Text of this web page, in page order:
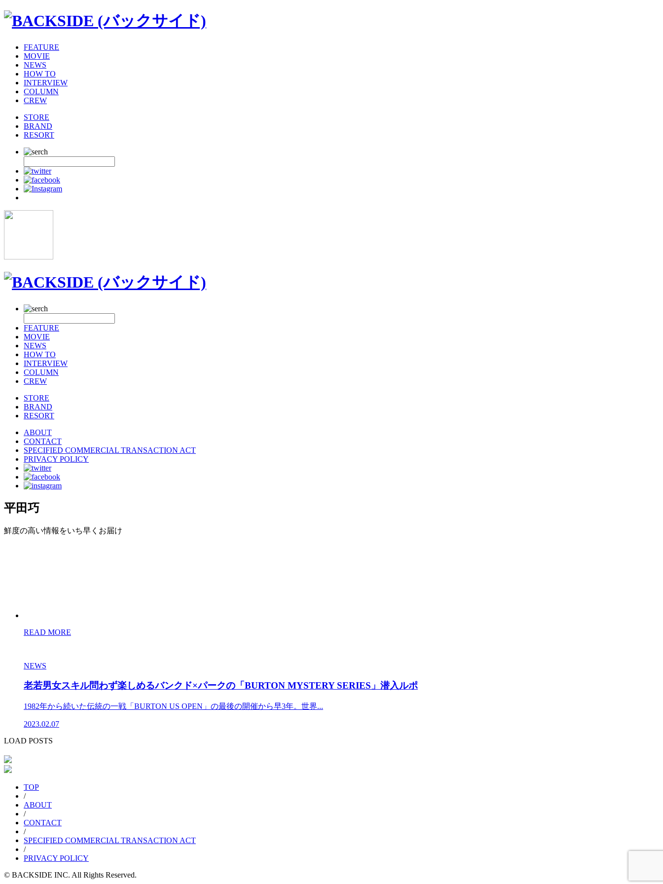
FEATURE
MOVIE
NEWS
HOW TO
INTERVIEW
COLUMN
CREW
STORE
BRAND
RESORT
FEATURE
MOVIE
NEWS
HOW TO
INTERVIEW
COLUMN
CREW
STORE
BRAND
RESORT
ABOUT
CONTACT
SPECIFIED COMMERCIAL TRANSACTION ACT
PRIVACY POLICY
平田巧
鮮度の高い情報をいち早くお届け
READ MORE
NEWS
老若男女スキル問わず楽しめるバンクド×パークの「BURTON MYSTERY SERIES」潜入ルポ
1982年から続いた伝統の一戦「BURTON US OPEN」の最後の開催から早3年。世界...
2023.02.07
LOAD POSTS
TOP
/
ABOUT
/
CONTACT
/
SPECIFIED COMMERCIAL TRANSACTION ACT
/
PRIVACY POLICY
© BACKSIDE INC. All Rights Reserved.